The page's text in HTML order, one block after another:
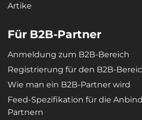
Artike
Für B2B-Partner
Anmeldung zum B2B-Bereich
Registrierung für den B2B-
Wie man ein B2B-Partner wird
Feed-Spezifikation für die
Partnern